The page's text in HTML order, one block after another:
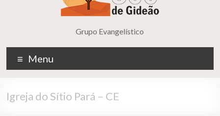
Grupo Evangelístico
Menu
Igreja do Sítio Pará – CE